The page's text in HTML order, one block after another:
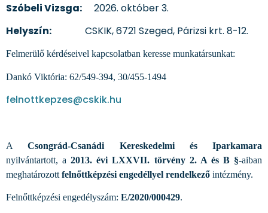
Szóbeli Vizsga: 2026. október 3.
Helyszín: CSKIK, 6721 Szeged, Párizsi krt. 8-12.
Felmerülő kérdéseivel kapcsolatban keresse munkatársunkat:
Dankó Viktória: 62/549-394, 30/455-1494
felnottkepzes@cskik.hu
ACsongrád-Csanádi Kereskedelmi és Iparkamara
nyilvántartott, a2013. évi LXXVII. törvény 2. A és B §-aiban
meghatározott felnőttképzési engedéllyel rendelkező intézmény.
Felnőttképzési engedélyszám: E/2020/000429.